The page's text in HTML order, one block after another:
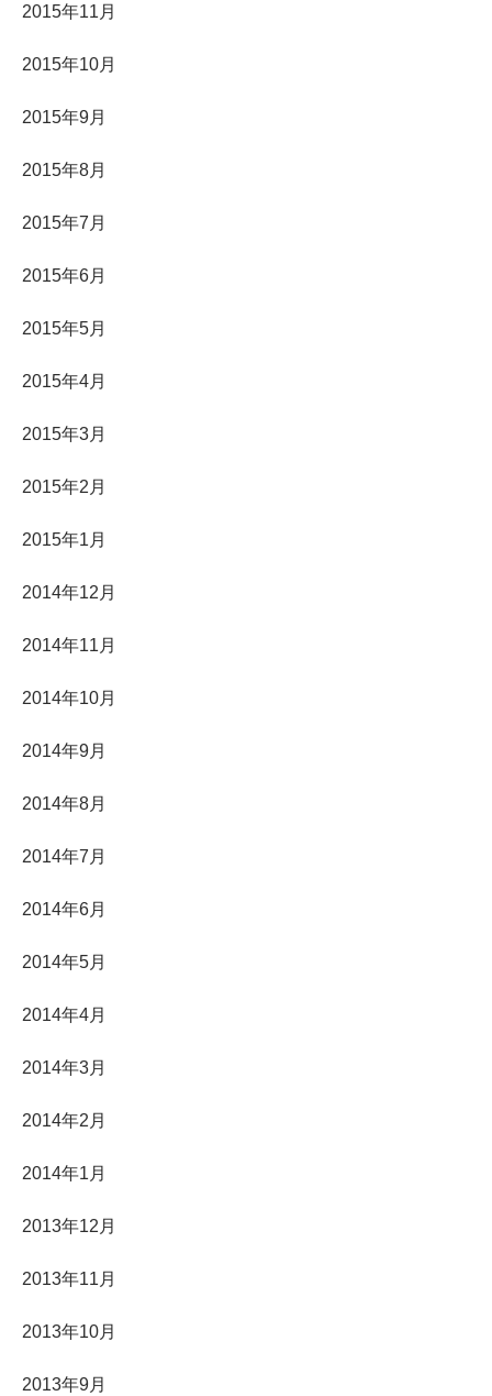
2015年11月
2015年10月
2015年9月
2015年8月
2015年7月
2015年6月
2015年5月
2015年4月
2015年3月
2015年2月
2015年1月
2014年12月
2014年11月
2014年10月
2014年9月
2014年8月
2014年7月
2014年6月
2014年5月
2014年4月
2014年3月
2014年2月
2014年1月
2013年12月
2013年11月
2013年10月
2013年9月